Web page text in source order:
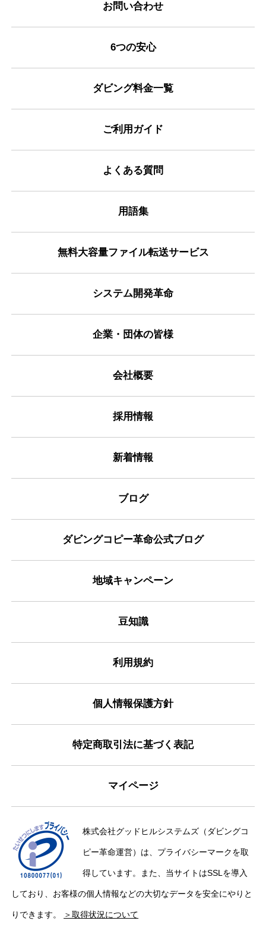
お問い合わせ
6つの安心
ダビング料金一覧
ご利用ガイド
よくある質問
用語集
無料大容量ファイル転送サービス
システム開発革命
企業・団体の皆様
会社概要
採用情報
新着情報
ブログ
ダビングコピー革命公式ブログ
地域キャンペーン
豆知識
利用規約
個人情報保護方針
特定商取引法に基づく表記
マイページ
株式会社グッドヒルシステムズ（ダビングコ
ピー革命運営）は、プライバシーマークを取
得しています。また、当サイトはSSLを導入
しており、お客様の個人情報などの大切なデータを安全にやりと
りできます。 ＞取得状況について